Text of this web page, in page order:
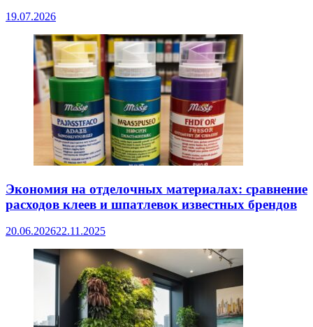
19.07.2026
Экономия на отделочных материалах: сравнение
расходов клеев и шпатлевок известных брендов
20.06.202622.11.2025